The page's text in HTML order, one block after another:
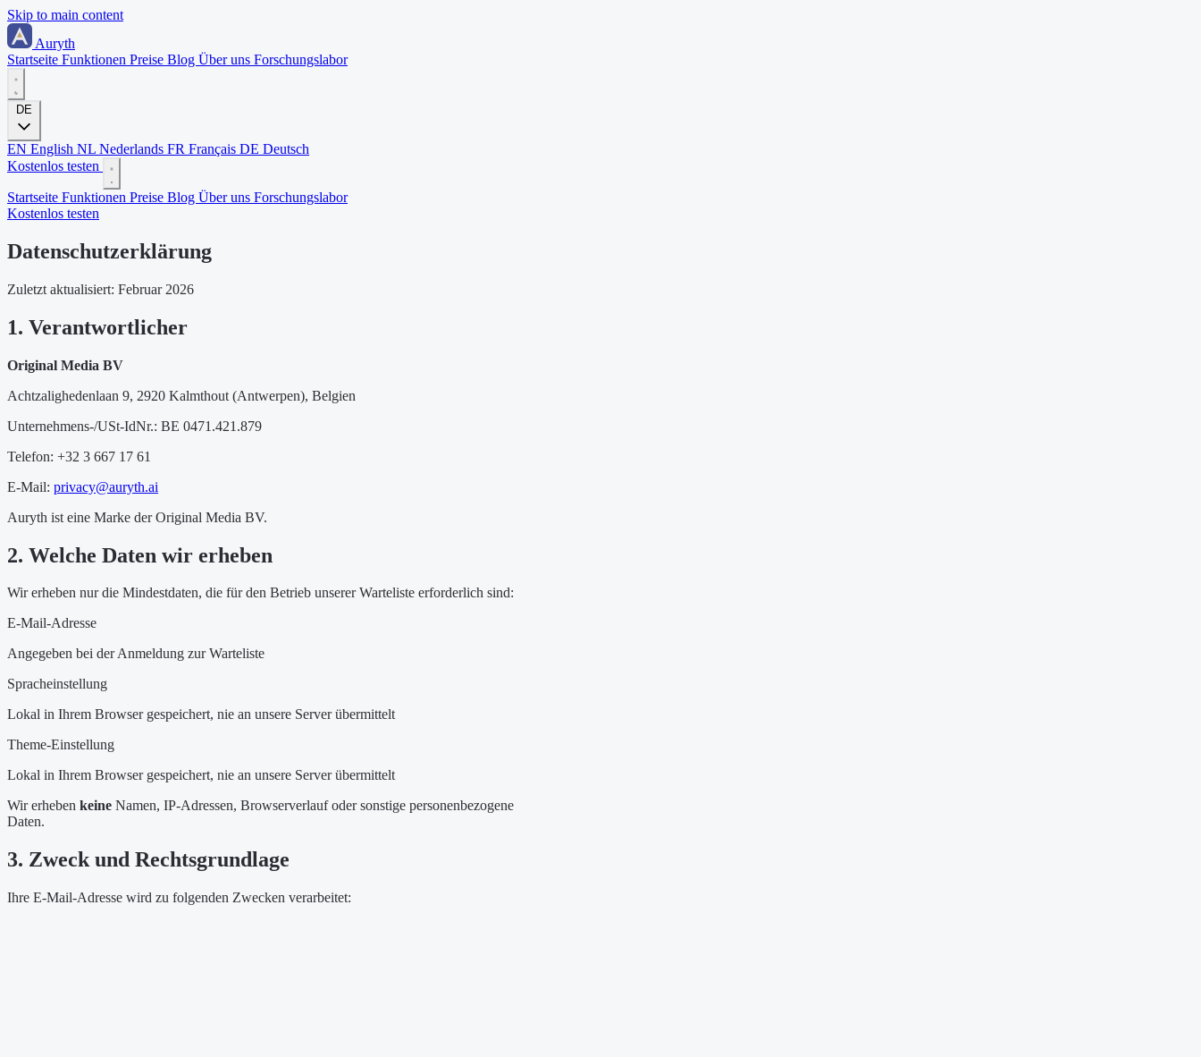
Skip to main content
Auryth
Startseite Funktionen Preise Blog Über uns Forschungslabor
DE
EN English NL Nederlands FR Français DE Deutsch
Kostenlos testen
Startseite Funktionen Preise Blog Über uns Forschungslabor
Kostenlos testen
Datenschutzerklärung
Zuletzt aktualisiert: Februar 2026
1. Verantwortlicher
Original Media BV
Achtzalighedenlaan 9, 2920 Kalmthout (Antwerpen), Belgien
Unternehmens-/USt-IdNr.: BE 0471.421.879
Telefon: +32 3 667 17 61
E-Mail: privacy@auryth.ai
Auryth ist eine Marke der Original Media BV.
2. Welche Daten wir erheben
Wir erheben nur die Mindestdaten, die für den Betrieb unserer Warteliste erforderlich sind:
E-Mail-Adresse
Angegeben bei der Anmeldung zur Warteliste
Spracheinstellung
Lokal in Ihrem Browser gespeichert, nie an unsere Server übermittelt
Theme-Einstellung
Lokal in Ihrem Browser gespeichert, nie an unsere Server übermittelt
Wir erheben keine Namen, IP-Adressen, Browserverlauf oder sonstige personenbezogene
Daten.
3. Zweck und Rechtsgrundlage
Ihre E-Mail-Adresse wird zu folgenden Zwecken verarbeitet: